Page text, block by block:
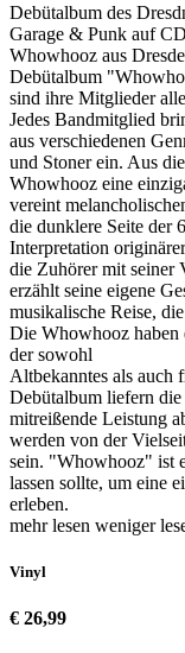
Debütalbum des
Garage & Punk auf
Whowhooz aus
Debütalbum
sind ihre Mitglieder
Jedes Bandmitglied
aus verschiedenen
und Stoner ein. Aus
Whowhooz eine
vereint
die dunklere Seite der
Interpretation
die Zuhörer mit seiner
erzählt seine eigene
musikalische Reise,
Die Whowhooz haben
der sowohl
Altbekanntes als auch
Debütalbum liefern
mitreißende Leistung
werden von der
sein. "Whowhooz" ist
lassen sollte, um eine
erleben.
mehr lesen weniger
Vinyl
€ 26,99